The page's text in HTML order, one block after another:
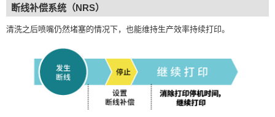
断线补偿系统（NRS）
清洗之后喷嘴仍然堵塞的情况下，也能维持生产效率持续打印。